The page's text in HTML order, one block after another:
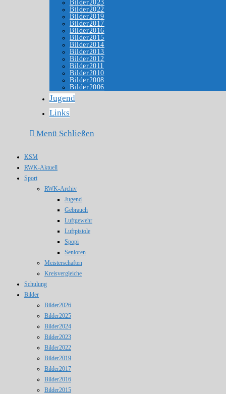
Bilder2023
Bilder2022
Bilder2019
Bilder2017
Bilder2016
Bilder2015
Bilder2014
Bilder2013
Bilder2012
Bilder2011
Bilder2010
Bilder2008
Bilder2006
Jugend
Links
Menü Schließen
KSM
RWK-Aktuell
Sport
RWK-Archiv
Jugend
Gebrauch
Luftgewehr
Luftpistole
Spopi
Senioren
Meisterschaften
Kreisvergleiche
Schulung
Bilder
Bilder2026
Bilder2025
Bilder2024
Bilder2023
Bilder2022
Bilder2019
Bilder2017
Bilder2016
Bilder2015